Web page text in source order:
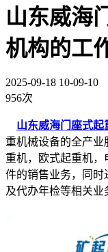
山东威海
机构的工
2025-09-18 10-09-10
956次
山东威海门座式起
重机械设备的全产
重机，欧式起重机
件的销售业务，同时
及代办年检等相关业